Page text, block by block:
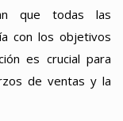
que todas las
con los objetivos
es crucial para
de ventas y la